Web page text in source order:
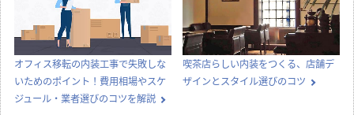
オフィス移転の内装工事で失敗しな
いためのポイント！費用相場やスケ
ジュール・業者選びのコツを解説
喫茶店らしい内装をつくる、店舗デ
ザインとスタイル選びのコツ